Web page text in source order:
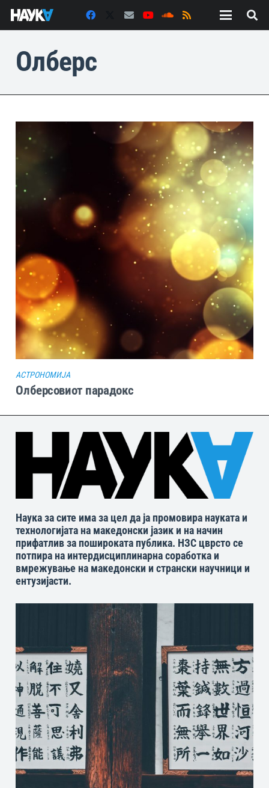
Олберс
АСТРОНОМИЈА
Олберсовиот парадокс
Наука за сите има за цел да ја промовира науката и
технологијата на македонски јазик и на начин
прифатлив за пошироката публика. НЗС цврсто се
потпира на интердисциплинарна соработка и
вмрежување на македонски и странски научници и
ентузијасти.